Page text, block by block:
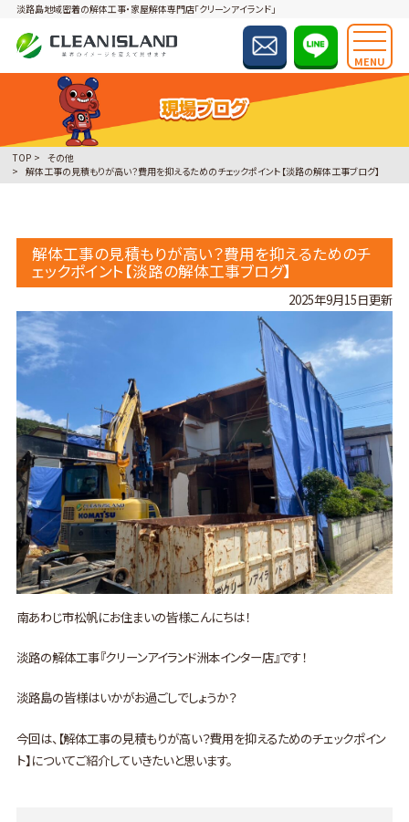
淡路島地域密着の解体工事・家屋解体専門店「クリーンアイランド」
MENU
TOP
その他
解体工事の見積もりが高い？費用を抑えるためのチェックポイント【淡路の解体工事ブログ】
解体工事の見積もりが高い？費用を抑えるためのチ
ェックポイント【淡路の解体工事ブログ】
2025年9月15日更新
南あわじ市松帆にお住まいの皆様こんにちは！
淡路の解体工事『クリーンアイランド洲本インター店』です！
淡路島の皆様はいかがお過ごしでしょうか？
今回は、【解体工事の見積もりが高い？費用を抑えるためのチェックポイン
ト】についてご紹介していきたいと思います。